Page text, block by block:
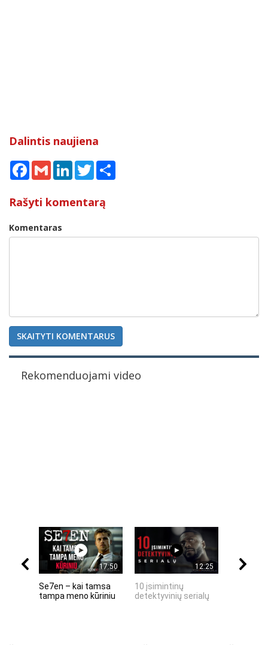
Dalintis naujiena
Facebook
Gmail LinkedInTwitter
Rašyti komentarą
Komentaras
SKAITYTI KOMENTARUS
Rekomenduojami video
17:50
Se7en – kai tamsa
tampa meno kūriniu
12:25
10 įsimintinų
detektyvinių serialų